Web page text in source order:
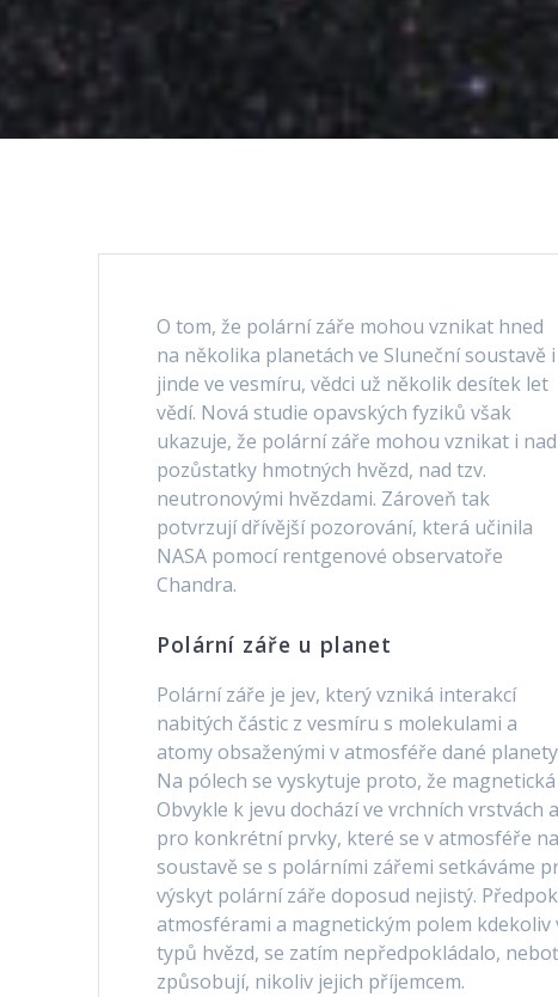
O tom, že polární záře mohou vznikat hned
na několika planetách ve Sluneční soustavě i
jinde ve vesmíru, vědci už několik desítek let
vědí. Nová studie opavských fyziků však
ukazuje, že polární záře mohou vznikat i nad
pozůstatky hmotných hvězd, nad tzv.
neutronovými hvězdami. Zároveň tak
potvrzují dřívější pozorování, která učinila
NASA pomocí rentgenové observatoře
Chandra.
Polární záře u planet
Polární záře je jev, který vzniká interakcí
nabitých částic z vesmíru s molekulami a
atomy obsaženými v atmosféře dané
Na pólech se vyskytuje proto, že
Obvykle k jevu dochází ve vrchních
pro konkrétní prvky, které se v atmosféře
soustavě se s polárními zářemi setkáváme
výskyt polární záře doposud nejistý.
atmosférami a magnetickým polem
typů hvězd, se zatím nepředpokládalo,
způsobují, nikoliv jejich příjemcem.